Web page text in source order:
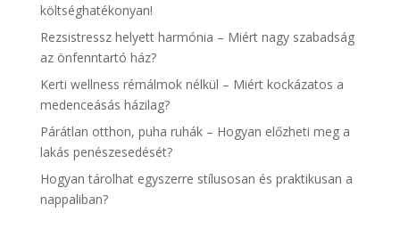
költséghatékonyan!
Rezsistressz helyett harmónia – Miért nagy szabadság
az önfenntartó ház?
Kerti wellness rémálmok nélkül – Miért kockázatos a
medenceásás házilag?
Párátlan otthon, puha ruhák – Hogyan előzheti meg a
lakás penészesedését?
Hogyan tárolhat egyszerre stílusosan és praktikusan a
nappaliban?